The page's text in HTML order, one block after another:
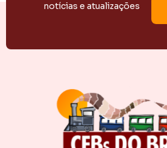
notícias e atualizações